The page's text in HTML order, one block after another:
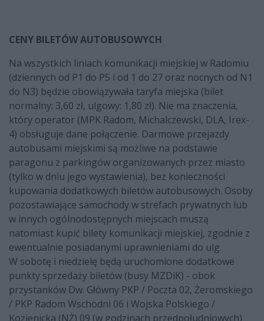
CENY BILETÓW AUTOBUSOWYCH
Na wszystkich liniach komunikacji miejskiej w Radomiu
(dziennych od P1 do P5 i od 1 do 27 oraz nocnych od N1
do N3) będzie obowiązywała taryfa miejska (bilet
normalny: 3,60 zł, ulgowy: 1,80 zł). Nie ma znaczenia,
który operator (MPK Radom, Michalczewski, DLA, Irex-
4) obsługuje dane połączenie. Darmowe przejazdy
autobusami miejskimi są możliwe na podstawie
paragonu z parkingów organizowanych przez miasto
(tylko w dniu jego wystawienia), bez konieczności
kupowania dodatkowych biletów autobusowych. Osoby
pozostawiające samochody w strefach prywatnych lub
w innych ogólnodostępnych miejscach muszą
natomiast kupić bilety komunikacji miejskiej, zgodnie z
ewentualnie posiadanymi uprawnieniami do ulg.
W sobotę i niedzielę będą uruchomione dodatkowe
punkty sprzedaży biletów (busy MZDiK) - obok
przystanków Dw. Główny PKP / Poczta 02, Żeromskiego
/ PKP Radom Wschodni 06 i Wojska Polskiego /
Kozienicka (NŻ) 09 (w godzinach przedpołudniowych)